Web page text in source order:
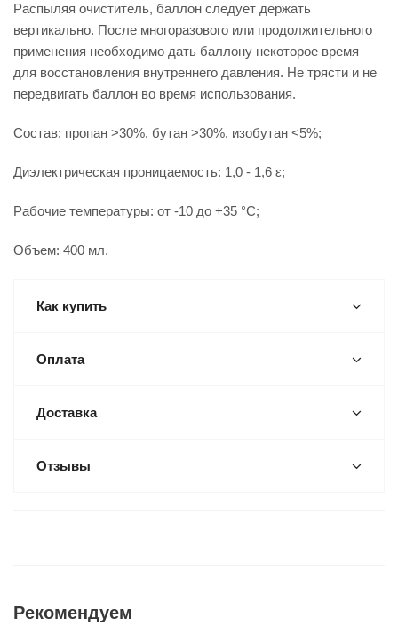
Распыляя очиститель, баллон следует держать
вертикально. После многоразового или продолжительного
применения необходимо дать баллону некоторое время
для восстановления внутреннего давления. Не трясти и не
передвигать баллон во время использования.
Состав: пропан >30%, бутан >30%, изобутан <5%;
Диэлектрическая проницаемость: 1,0 - 1,6 ε;
Рабочие температуры: от -10 до +35 °C;
Объем: 400 мл.
Как купить
Оплата
Доставка
Отзывы
Рекомендуем